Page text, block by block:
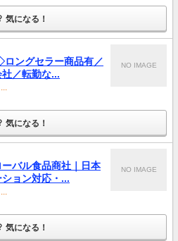
気になる！
ロングセラー商品有／
／転勤な...
NO IMAGE
気になる！
バル食品商社｜日本
ョン対応・...
NO IMAGE
気になる！